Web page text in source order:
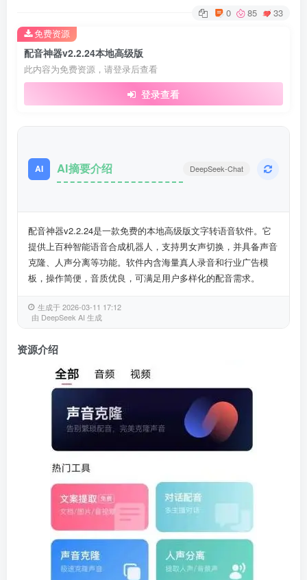
0 85 33
配音神器v2.2.24本地高级版
此内容为免费资源，请登录后查看
登录查看
免费资源
AI AI摘要介绍 DeepSeek-Chat
配音神器v2.2.24是一款免费的本地高级版文字转语音软件。它
提供上百种智能语音合成机器人，支持男女声切换，并具备声音
克隆、人声分离等功能。软件内含海量真人录音和行业广告模
板，操作简便，音质优良，可满足用户多样化的配音需求。
生成于 2026-03-11 17:12
由 DeepSeek AI 生成
资源介绍